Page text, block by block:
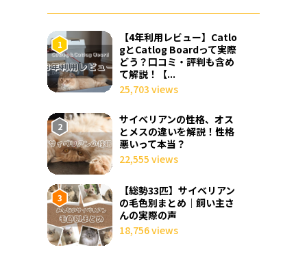
【4年利用レビュー】Catlo
gとCatlog Boardって実際
どう？口コミ・評判も含め
て解説！【...
25,703 views
サイベリアンの性格、オス
とメスの違いを解説！性格
悪いって本当？
22,555 views
【総勢33匹】サイベリアン
の毛色別まとめ｜飼い主さ
んの実際の声
18,756 views